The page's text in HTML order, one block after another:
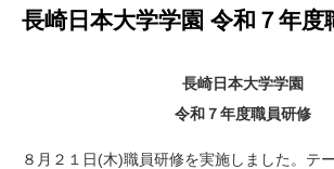
長崎日本大学学園 令和７年度
長崎日本大学学園
令和７年度職員研修
８月２１日(木)職員研修を実施しました。テ